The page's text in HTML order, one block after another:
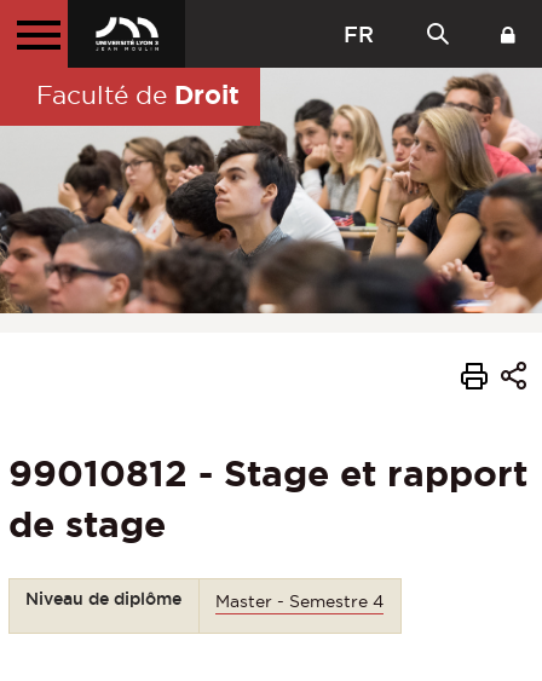
FR
Faculté de Droit
99010812 - Stage et rapport
de stage
Niveau de diplôme Master - Semestre 4